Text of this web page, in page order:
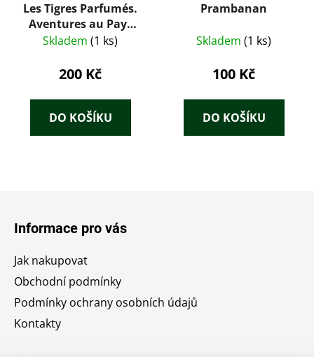
Les Tigres Parfumés.
Aventures au Pays
des Maharajahs
Skladem (1 ks)
200 Kč
DO KOŠÍKU
Prambanan
Skladem (1 ks)
100 Kč
DO KOŠÍKU
Informace pro vás
Jak nakupovat
Obchodní podmínky
Podmínky ochrany osobních údajů
Kontakty